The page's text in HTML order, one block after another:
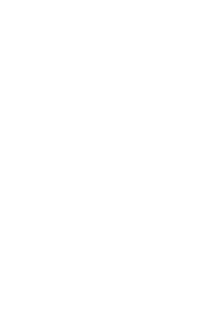
Alicji